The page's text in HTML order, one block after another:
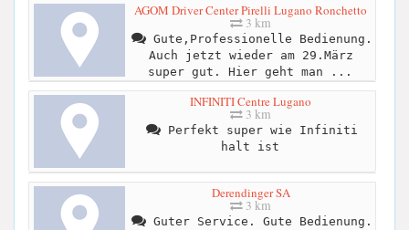
AGOM Driver Center Pirelli Lugano Ronchetto
3 km
Gute,Professionelle Bedienung.
Auch jetzt wieder am 29.März
super gut. Hier geht man ...
INFINITI Centre Lugano
3 km
Perfekt super wie Infiniti
halt ist
Derendinger SA
3 km
Guter Service. Gute Bedienung.